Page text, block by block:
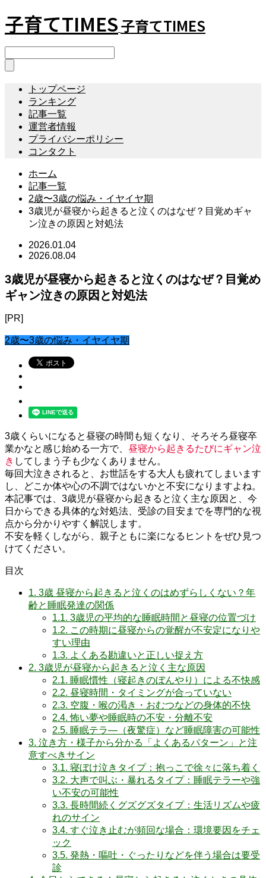
子育てTIMES子育てTIMES
トップページ
ランキング
記事一覧
運営者情報
プライバシーポリシー
コンタクト
ホーム
記事一覧
2歳〜3歳の悩み・イヤイヤ期
3歳児が昼寝から起きると泣くのはなぜ？目覚めギャ
ン泣きの原因と対処法
2026.01.04
2026.08.04
3歳児が昼寝から起きると泣くのはなぜ？目覚め
ギャン泣きの原因と対処法
[PR]
2歳〜3歳の悩み・イヤイヤ期
3歳くらいになると昼寝の時間も短くなり、そろそろ昼寝卒
業かなと感じ始める一方で、 昼寝から起きるたびにギャン泣
き してしまう子も少なくありません。
毎回大泣きされると、お世話をする大人も疲れてしまいます
し、どこか体や心の不調ではないかと不安になりますよね。
本記事では、3歳児が昼寝から起きると泣く主な原因と、今
日からできる具体的な対処法、受診の目安までを専門的な視
点から分かりやすく解説します。
不安を軽くしながら、親子ともに楽になるヒントをぜひ見つ
けてください。
目次
1. 3歳 昼寝から起きると泣くのはめずらしくない？年
齢と睡眠発達の関係
1.1. 3歳児の平均的な睡眠時間と昼寝の位置づけ
1.2. この時期に昼寝からの覚醒が不安定になりや
すい理由
1.3. よくある勘違いと正しい捉え方
2. 3歳児が昼寝から起きると泣く主な原因
2.1. 睡眠慣性（寝起きのぼんやり）による不快感
2.2. 昼寝時間・タイミングが合っていない
2.3. 空腹・喉の渇き・おむつなどの身体的不快
2.4. 怖い夢や睡眠時の不安・分離不安
2.5. 睡眠テラ―（夜驚症）など睡眠障害の可能性
3. 泣き方・様子から分かる「よくあるパターン」と注
意すべきサイン
3.1. 寝ぼけ泣きタイプ：抱っこで徐々に落ち着く
3.2. 大声で叫ぶ・暴れるタイプ：睡眠テラーや強
い不安の可能性
3.3. 長時間続くグズグズタイプ：生活リズムや疲
れのサイン
3.4. すぐ泣き止むが頻回な場合：環境要因をチェ
ック
3.5. 発熱・嘔吐・ぐったりなどを伴う場合は要受
診